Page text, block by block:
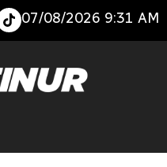
07/08/2026 9:31 AM